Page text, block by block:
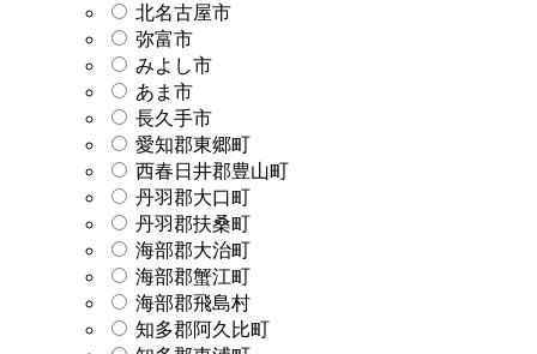
北名古屋市
弥富市
みよし市
あま市
長久手市
愛知郡東郷町
西春日井郡豊山町
丹羽郡大口町
丹羽郡扶桑町
海部郡大治町
海部郡蟹江町
海部郡飛島村
知多郡阿久比町